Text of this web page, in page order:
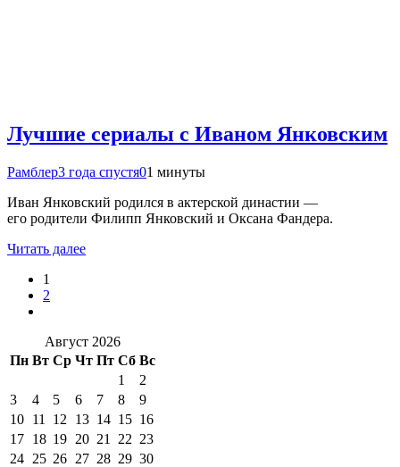
Лучшие сериалы с Иваном Янковским
Рамблер3 года спустя01 минуты
Иван Янковский родился в актерской династии —
его родители Филипп Янковский и Оксана Фандера.
Читать далее
1
2
Август 2026
Пн Вт Ср Чт Пт Сб Вс
1
2
3
4 5 6 7 8
9
10 11 12 13 14 15 16
17 18 19 20 21 22 23
24 25 26 27 28 29 30